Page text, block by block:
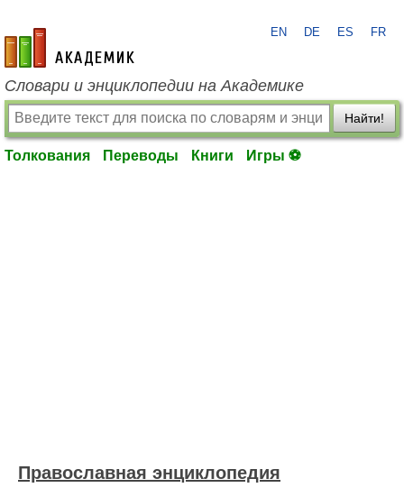
academic.ru
EN DE ES FR
Словари и энциклопедии на Академике
Найти!
Толкования Переводы Книги Игры ⚽
Православная энциклопедия